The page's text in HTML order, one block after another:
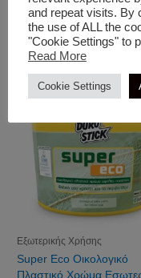
ISOMAT PREMIUM
Εξωτερικής Χρήσης
Super Eco Οικολογικό
Πλαστικό Χρώμα
and repeat visits. By
the use of ALL the
"Cookie Settings" to
Read More
Cookie Settings